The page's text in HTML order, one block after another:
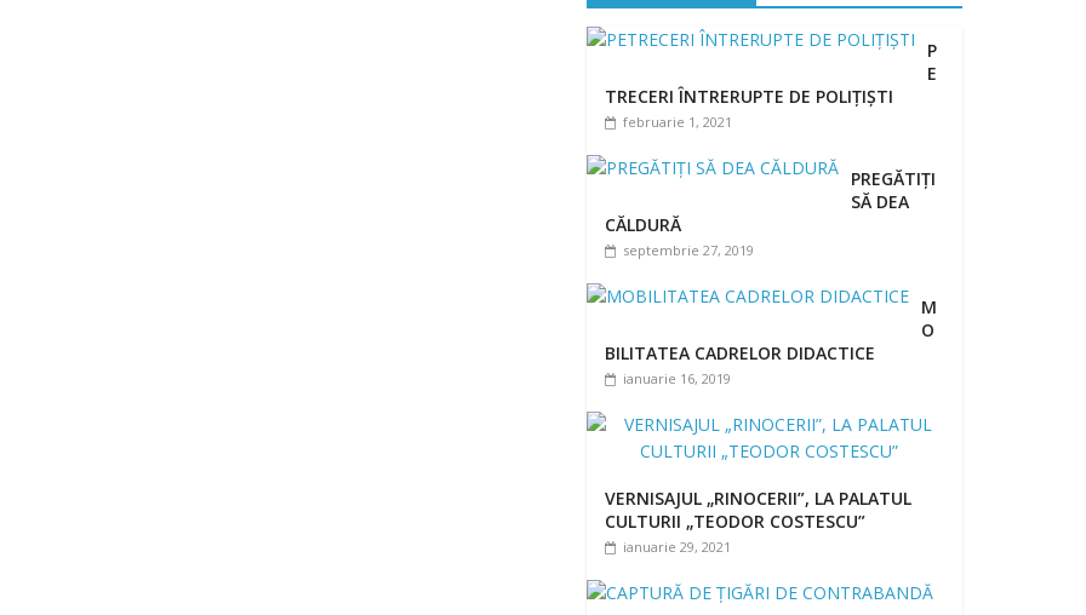
P
E
TRECERI ÎNTRERUPTE DE POLIȚIȘTI
februarie 1, 2021
PREGĂTIȚI
SĂ DEA
CĂLDURĂ
septembrie 27, 2019
M
O
BILITATEA CADRELOR DIDACTICE
ianuarie 16, 2019
VERNISAJUL „RINOCERII”, LA PALATUL
CULTURII „TEODOR COSTESCU”
ianuarie 29, 2021